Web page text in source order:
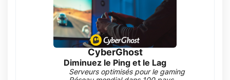
CyberGhost
Diminuez le Ping et le Lag
Serveurs optimisés pour le gaming